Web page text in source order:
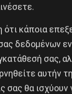
ΣΤΟ ΤΜΗΜΑ
ΣΤΑ ΙΣΙΑ
ΚΟΜΜΑ
ΚΟΡΜΠΙΝ ΚΑΙ
κάποια
δεδομένων
σας,
αυτήν
σας θα ισχύουν